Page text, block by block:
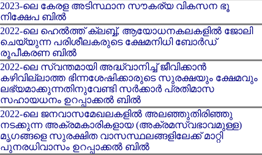
2023-ലെ കേരള അടിസ്ഥാന സൗകര്യ വികസന ഭൂ
നിക്ഷേപ ബിൽ
2022-ലെ ഹെൽത്ത് ക്ലബ്ബ്, ആയോധനകലകളിൽ ജോലി
ചെയ്യുന്ന പരിശീലകരുടെ ക്ഷേമനിധി ബോർഡ്
രൂപീകരണ ബിൽ
2022-ലെ സ്വന്തമായി അദ്ധ്വാനിച്ച് ജീവിക്കാൻ
കഴിവില്ലാത്ത ഭിന്നശേഷിക്കാരുടെ സുരക്ഷയും ക്ഷേമവും
ലഭ്യമാക്കുന്നതിനുവേണ്ടി സർക്കാർ പ്രതിമാസ
സഹായധനം ഉറപ്പാക്കൽ ബിൽ
2022-ലെ ജനവാസമേഖലകളിൽ അലഞ്ഞുതിരിഞ്ഞു
നടക്കുന്ന അക്രമകാരികളായ (അക്രമസ്വഭാവമുള്ള)
മൃഗങ്ങളെ സുരക്ഷിത വാസസ്ഥലങ്ങളിലേക്ക് മാറ്റി
പുനരധിവാസം ഉറപ്പാക്കൽ ബിൽ